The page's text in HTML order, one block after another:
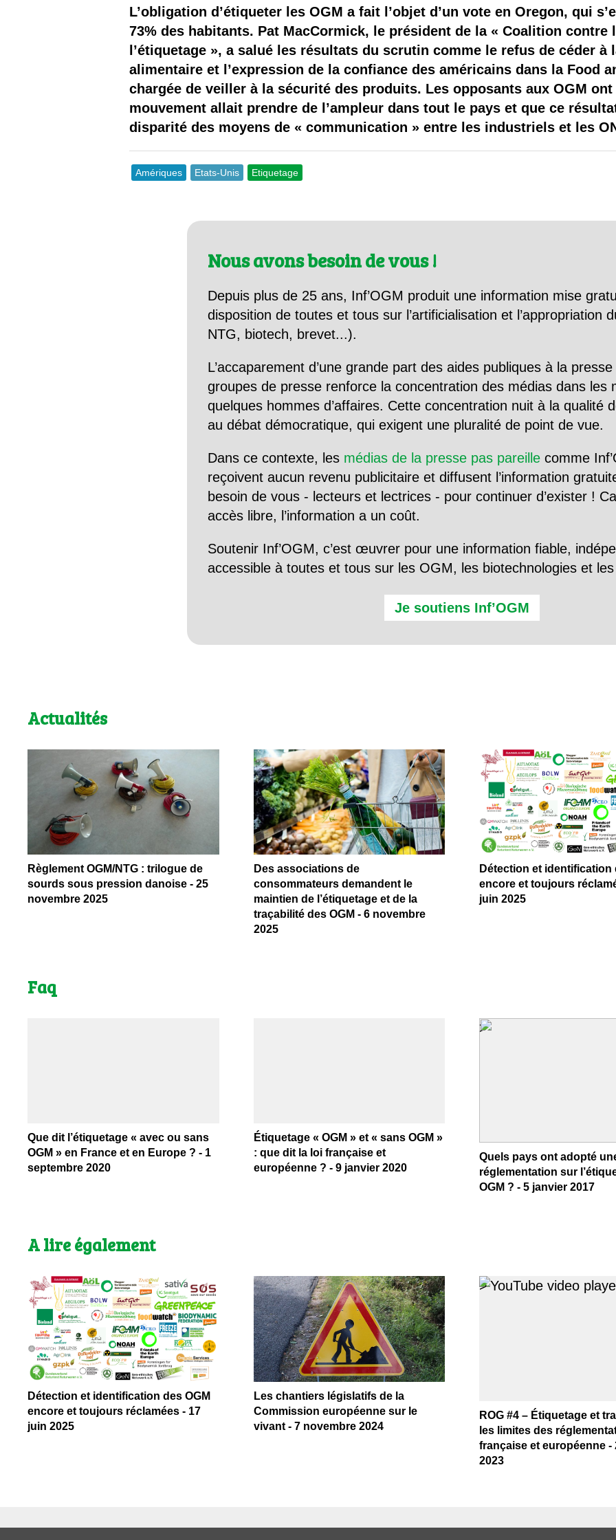
Il y a semence…. et semence
Quels sont les avantages et les inconvénients des OGM ?
L’obligation d’étiqueter les OGM a fait l’objet d’un vote en Oregon, qui
73% des habitants. Pat MacCormick, le président de la « Coalition
l’étiquetage », a salué les résultats du scrutin comme le refus de céder à
alimentaire et l’expression de la confiance des américains dans la Food
chargée de veiller à la sécurité des produits. Les opposants aux OGM
mouvement allait prendre de l’ampleur dans tout le pays et que ce
disparité des moyens de « communication » entre les industriels et les
Amériques Etats-Unis Etiquetage
Nous avons besoin de vous !
Depuis plus de 25 ans, Inf’OGM produit une information mise
disposition de toutes et tous sur l’artificialisation et l’appropriation
NTG, biotech, brevet...).
L’accaparement d’une grande part des aides publiques à la
groupes de presse renforce la concentration des médias dans les
quelques hommes d’affaires. Cette concentration nuit à la qualité
au débat démocratique, qui exigent une pluralité de point de vue.
Dans ce contexte, les médias de la presse pas pareille comme
reçoivent aucun revenu publicitaire et diffusent l’information
besoin de vous - lecteurs et lectrices - pour continuer d’exister !
accès libre, l’information a un coût.
Soutenir Inf’OGM, c’est œuvrer pour une information fiable,
accessible à toutes et tous sur les OGM, les biotechnologies et
Je soutiens Inf’OGM
Actualités
Règlement OGM/NTG : trilogue de
sourds sous pression danoise - 25
novembre 2025
Des associations de
consommateurs demandent le
maintien de l’étiquetage et de la
traçabilité des OGM - 6 novembre
2025
Détection et identification
encore et toujours
juin 2025
Faq
Que dit l’étiquetage « avec ou sans
OGM » en France et en Europe ? - 1
septembre 2020
Étiquetage « OGM » et « sans OGM »
: que dit la loi française et
européenne ? - 9 janvier 2020
>
Quels pays ont adopté
réglementation sur
OGM ? - 5 janvier 2017
A lire également
Détection et identification des OGM
encore et toujours réclamées - 17
juin 2025
Les chantiers législatifs de la
Commission européenne sur le
vivant - 7 novembre 2024
>
ROG #4 – Étiquetage et
les limites des
française et européenne -
2023